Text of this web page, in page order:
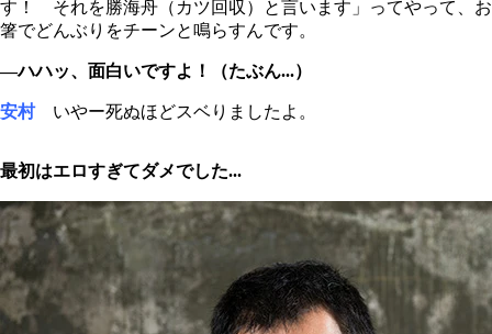
す！ それを勝海舟（カツ回収）と言います」ってやって、お
箸でどんぶりをチーンと鳴らすんです。
―ハハッ、面白いですよ！（たぶん...）
安村いやー死ぬほどスベりましたよ。
最初はエロすぎてダメでした...